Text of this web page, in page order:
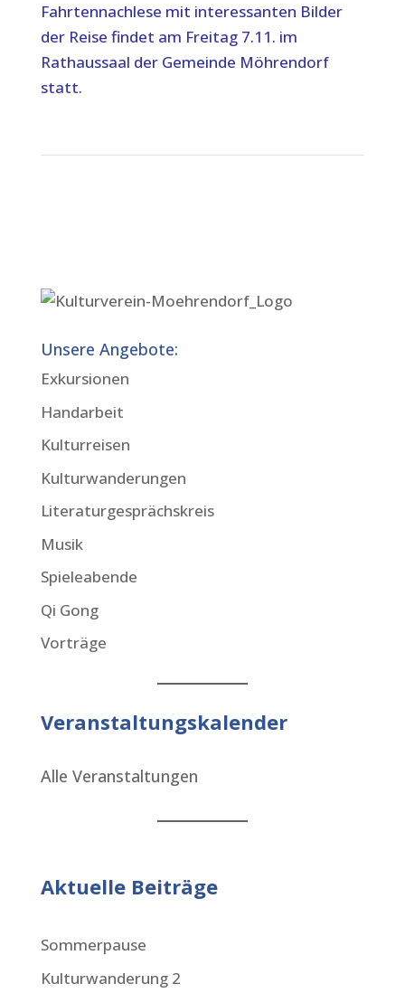
Fahrtennachlese mit interessanten Bilder
der Reise findet am Freitag 7.11. im
Rathaussaal der Gemeinde Möhrendorf
statt.
Unsere Angebote:
Exkursionen
Handarbeit
Kulturreisen
Kulturwanderungen
Literaturgesprächskreis
Musik
Spieleabende
Qi Gong
Vorträge
Veranstaltungskalender
Alle Veranstaltungen
Aktuelle Beiträge
Sommerpause
Kulturwanderung 2